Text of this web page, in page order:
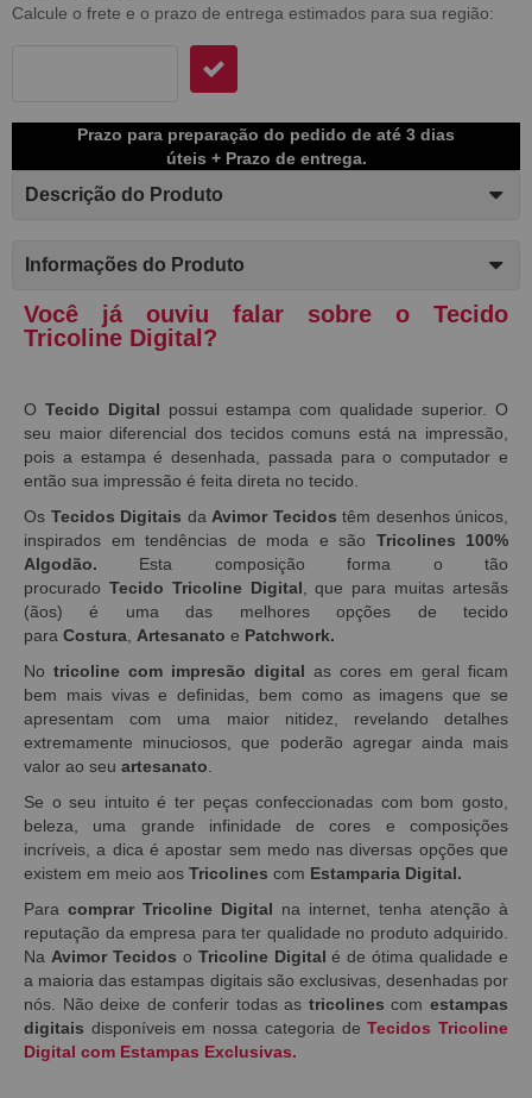
Calcule o frete e o prazo de entrega estimados para sua região:
Prazo para preparação do pedido de até 3 dias
úteis + Prazo de entrega.
Descrição do Produto
Informações do Produto
Você já ouviu falar sobre o Tecido
Tricoline Digital?
O Tecido Digital possui estampa com qualidade superior. O
seu maior diferencial dos tecidos comuns está na impressão,
pois a estampa é desenhada, passada para o computador e
então sua impressão é feita direta no tecido.
Os Tecidos Digitais da Avimor Tecidos têm desenhos únicos,
inspirados em tendências de moda e são Tricolines 100%
Algodão. Esta composição forma o tão
procurado Tecido Tricoline Digital , que para muitas artesãs
(ãos) é uma das melhores opções de tecido
para Costura Artesanato e Patchwork.
No tricoline com impresão digital as cores em geral ficam
bem mais vivas e definidas, bem como as imagens que se
apresentam com uma maior nitidez, revelando detalhes
extremamente minuciosos, que poderão agregar ainda mais
valor ao seu artesanato
Se o seu intuito é ter peças confeccionadas com bom gosto,
beleza, uma grande infinidade de cores e composições
incríveis, a dica é apostar sem medo nas diversas opções que
existem em meio aos Tricolines com Estamparia Digital.
Para comprar Tricoline Digital na internet, tenha atenção à
reputação da empresa para ter qualidade no produto adquirido.
Na Avimor Tecidos o Tricoline Digital é de ótima qualidade e
a maioria das estampas digitais são exclusivas, desenhadas por
nós. Não deixe de conferir todas as tricolinescomestampas
digitais disponíveis em nossa categoria deTecidos Tricoline
Digital com Estampas Exclusivas.